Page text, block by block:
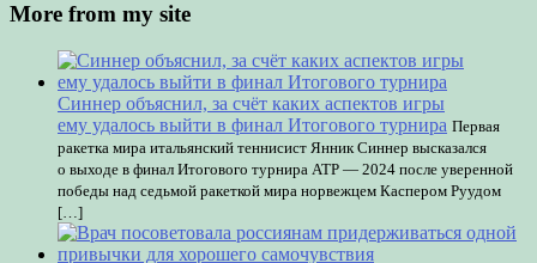
More from my site
Синнер объяснил, за счёт каких аспектов игры
ему удалось выйти в финал Итогового турнира Первая
ракетка мира итальянский теннисист Янник Синнер высказался
о выходе в финал Итогового турнира ATP — 2024 после уверенной
победы над седьмой ракеткой мира норвежцем Каспером Руудом
[…]